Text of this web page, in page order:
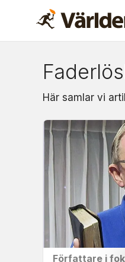
Om:
Här samlar vi
Författare i